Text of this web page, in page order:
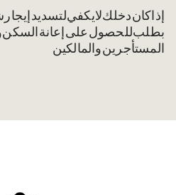
إذا كان دخلك لا يكفي لتسديد
بطلب للحصول على إعانة السكن.
المستأجرين والمالكين.